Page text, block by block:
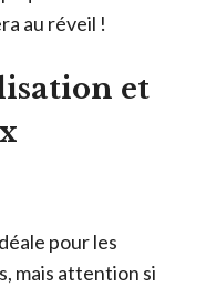
au réveil !
et
pour les
mais attention si